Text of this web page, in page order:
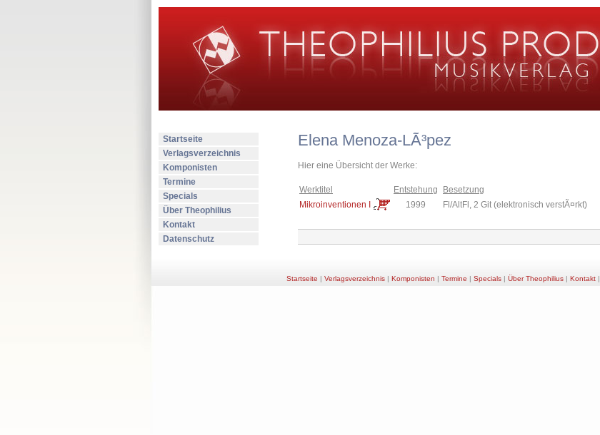
Startseite
Verlagsverzeichnis
Komponisten
Termine
Specials
Über Theophilius
Kontakt
Datenschutz
Elena Menoza-LÃ³pez
Hier eine Übersicht der Werke:
Werktitel Entstehung
Besetzung
Mikroinventionen I
1999 Fl/AltFl, 2 Git (elektronisch verstÃ¤rkt)
Startseite | Verlagsverzeichnis| Komponisten | Termine | Specials| Über Theophilius| Kontakt|